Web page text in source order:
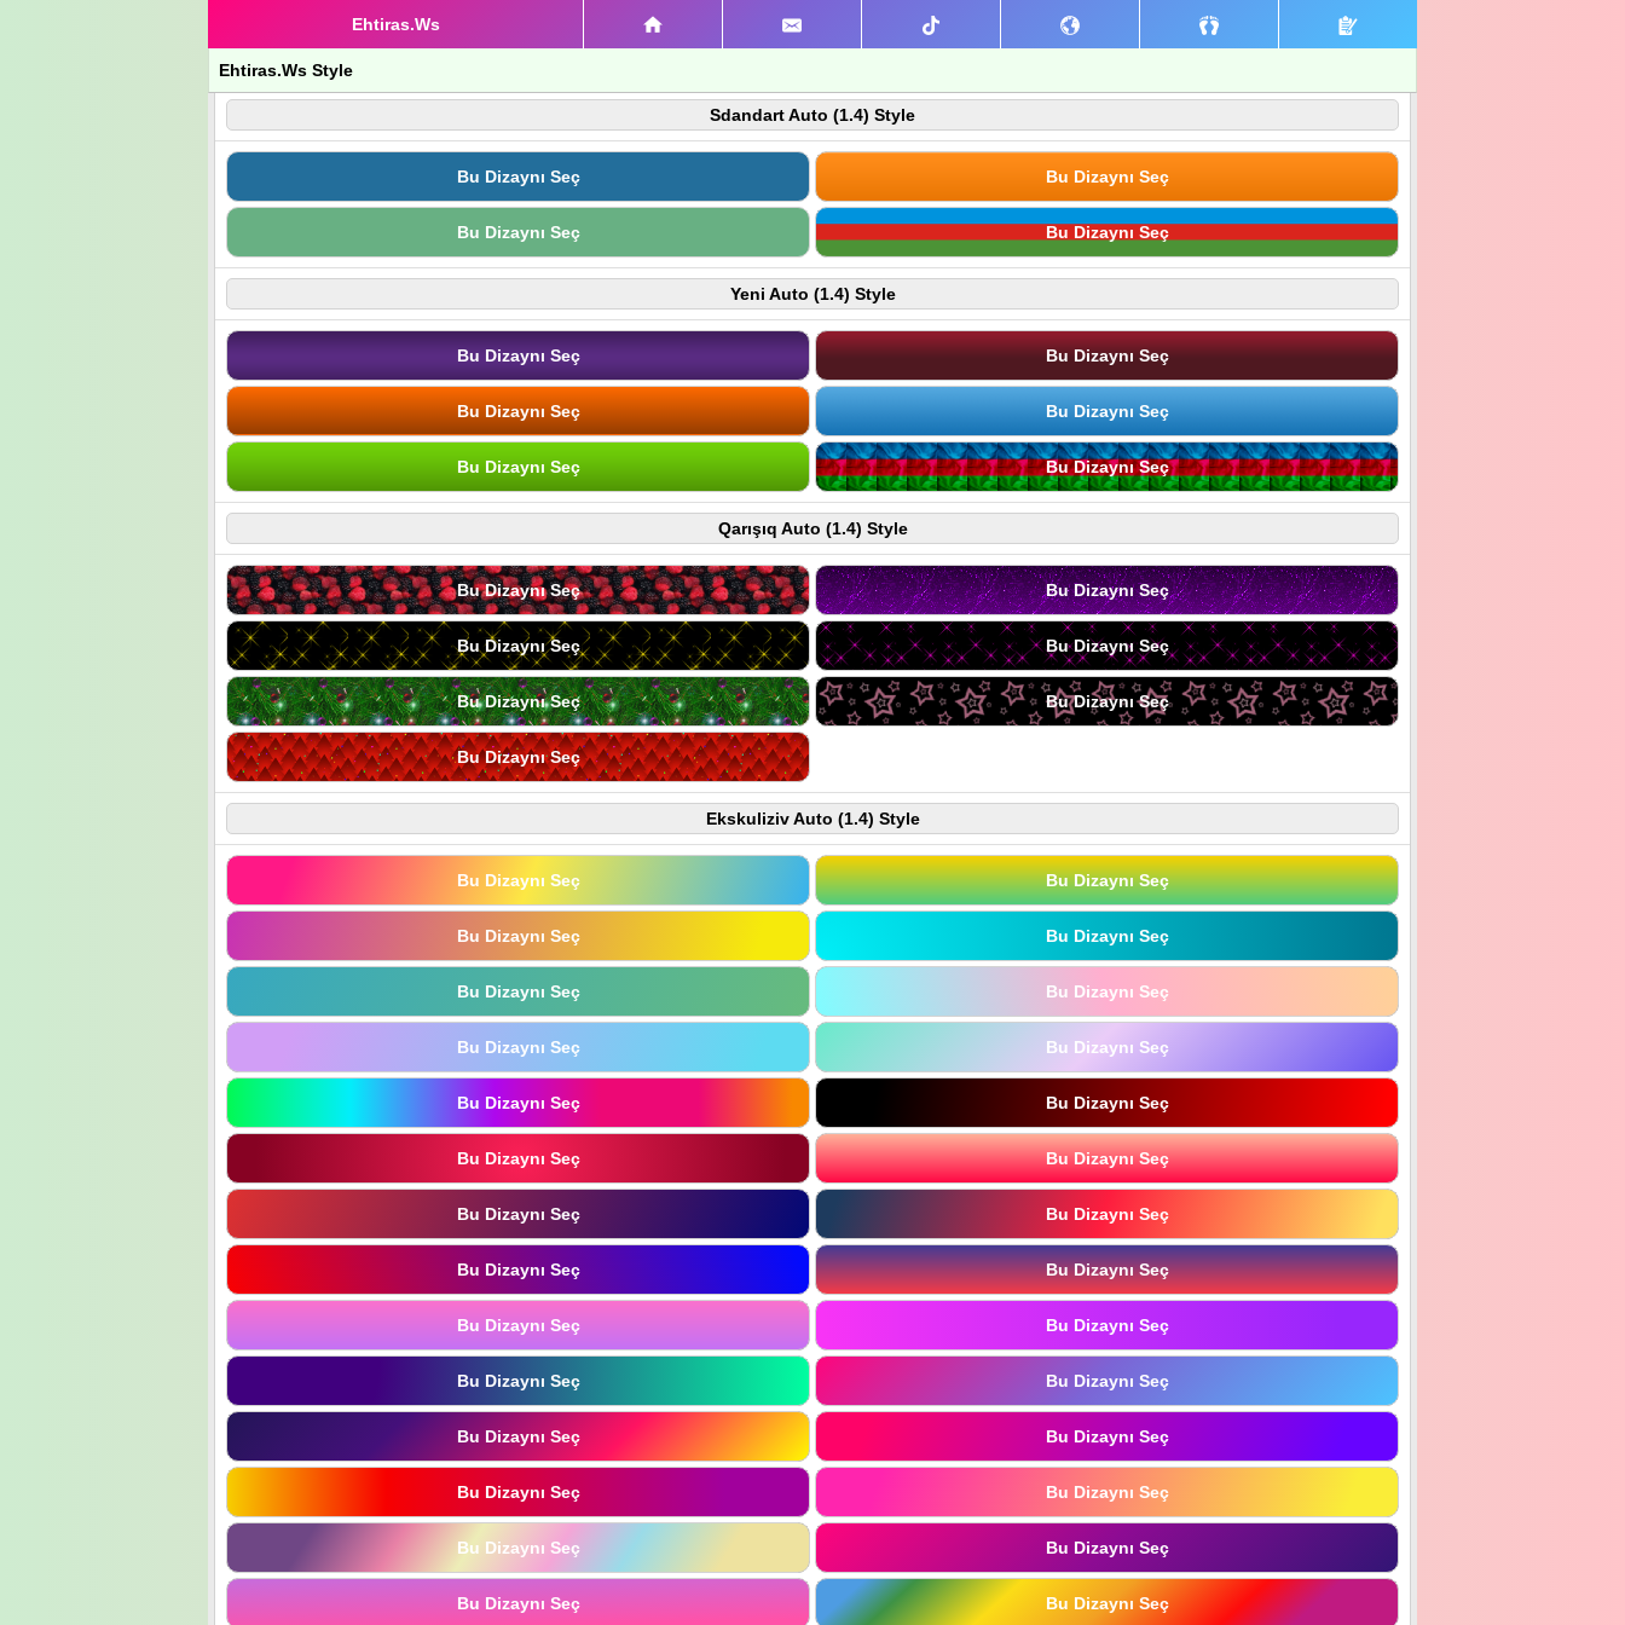
Ehtiras.Ws
Ehtiras.Ws Style
Sdandart Auto (1.4) Style
Bu Dizaynı Seç Bu Dizaynı Seç
Bu Dizaynı Seç Bu Dizaynı Seç
Yeni Auto (1.4) Style
Bu Dizaynı Seç Bu Dizaynı Seç
Bu Dizaynı Seç Bu Dizaynı Seç
Bu Dizaynı Seç Bu Dizaynı Seç
Qarışıq Auto (1.4) Style
Bu Dizaynı Seç Bu Dizaynı Seç
Bu Dizaynı Seç Bu Dizaynı Seç
Bu Dizaynı Seç Bu Dizaynı Seç
Bu Dizaynı Seç
Ekskuliziv Auto (1.4) Style
Bu Dizaynı Seç Bu Dizaynı Seç
Bu Dizaynı Seç Bu Dizaynı Seç
Bu Dizaynı Seç Bu Dizaynı Seç
Bu Dizaynı Seç Bu Dizaynı Seç
Bu Dizaynı Seç Bu Dizaynı Seç
Bu Dizaynı Seç Bu Dizaynı Seç
Bu Dizaynı Seç Bu Dizaynı Seç
Bu Dizaynı Seç Bu Dizaynı Seç
Bu Dizaynı Seç Bu Dizaynı Seç
Bu Dizaynı Seç Bu Dizaynı Seç
Bu Dizaynı Seç Bu Dizaynı Seç
Bu Dizaynı Seç Bu Dizaynı Seç
Bu Dizaynı Seç Bu Dizaynı Seç
Bu Dizaynı Seç Bu Dizaynı Seç